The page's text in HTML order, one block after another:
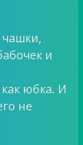
и
юбка. И
не